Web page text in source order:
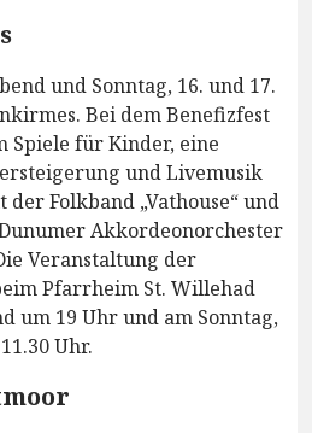
und Sonntag, 16. und 17.
Bei dem Benefizfest
Spiele für Kinder, eine
und Livemusik
der Folkband „Vathouse“ und
Akkordeonorchester
Veranstaltung der
Pfarrheim St. Willehad
um 19 Uhr und am Sonntag,
Uhr.